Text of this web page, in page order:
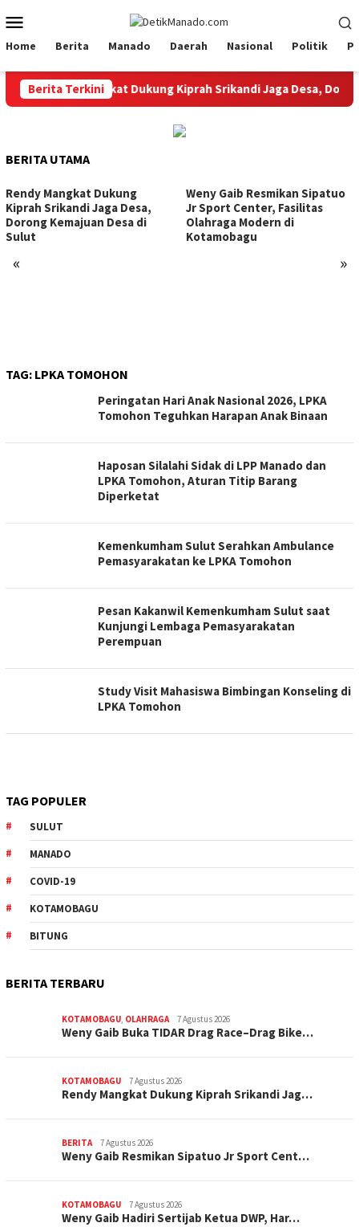
ke
kontenMobile
Home Berita Manado Daerah Nasional Politik
Berita Terkini
Rendy Mangkat Dukung Kiprah Srikandi Jaga Desa, Dorong
BERITA UTAMA
« »
Rendy Mangkat Dukung
Kiprah Srikandi Jaga Desa,
Dorong Kemajuan Desa di
Sulut
Weny Gaib Resmikan Sipatuo
Jr Sport Center, Fasilitas
Olahraga Modern di
Kotamobagu
TAG: LPKA TOMOHON
Peringatan Hari Anak Nasional 2026, LPKA
Tomohon Teguhkan Harapan Anak Binaan
Haposan Silalahi Sidak di LPP Manado dan
LPKA Tomohon, Aturan Titip Barang
Diperketat
Kemenkumham Sulut Serahkan Ambulance
Pemasyarakatan ke LPKA Tomohon
Pesan Kakanwil Kemenkumham Sulut saat
Kunjungi Lembaga Pemasyarakatan
Perempuan
Study Visit Mahasiswa Bimbingan Konseling di
LPKA Tomohon
TAG POPULER
SULUT
MANADO
COVID-19
KOTAMOBAGU
BITUNG
BERITA TERBARU
KOTAMOBAGU, OLAHRAGA 7 Agustus 2026
Weny Gaib Buka TIDAR Drag Race–Drag Bike…
KOTAMOBAGU 7 Agustus 2026
Rendy Mangkat Dukung Kiprah Srikandi Jag…
BERITA 7 Agustus 2026
Weny Gaib Resmikan Sipatuo Jr Sport Cent…
KOTAMOBAGU 7 Agustus 2026
Weny Gaib Hadiri Sertijab Ketua DWP, Har…